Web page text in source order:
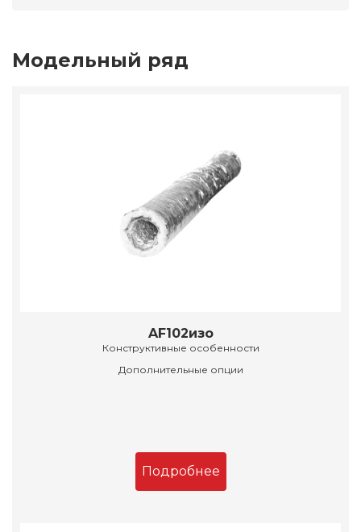
Модельный ряд
AF102изо
Конструктивные особенности
Дополнительные опции
Подробнее